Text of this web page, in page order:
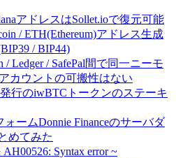
アドレスはSollet.ioで復元可能
/ ETH(Ethereum)アドレス生成
/ BIP44)
/ Ledger / SafePal間で同一ニーモ
カウントの可搬性はない
発行のiwBTCトークンのステーキ
ームDonnie Financeのサーバダ
めてみた
Syntax error ~